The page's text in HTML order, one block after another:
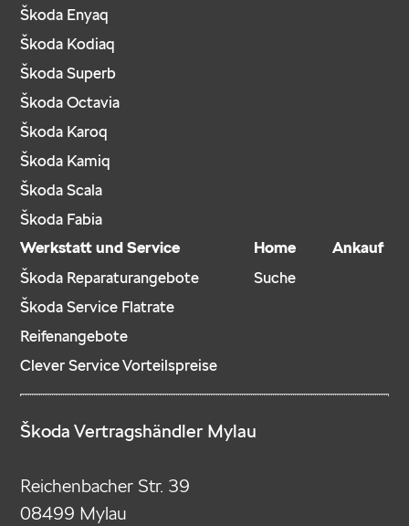
Škoda Enyaq
Škoda Kodiaq
Škoda Superb
Škoda Octavia
Škoda Karoq
Škoda Kamiq
Škoda Scala
Škoda Fabia
Werkstatt und Service
Škoda Reparaturangebote
Škoda Service Flatrate
Reifenangebote
Clever Service Vorteilspreise
Home
Suche
Ankauf
Škoda Vertragshändler Mylau
Reichenbacher Str. 39
08499 Mylau